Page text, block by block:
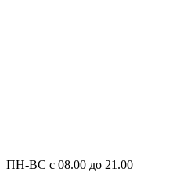
ПН-ВС с 08.00 до 21.00